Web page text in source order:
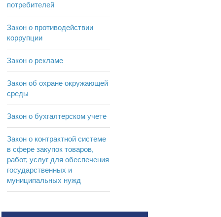
потребителей
Закон о противодействии
коррупции
Закон о рекламе
Закон об охране окружающей
среды
Закон о бухгалтерском учете
Закон о контрактной системе
в сфере закупок товаров,
работ, услуг для обеспечения
государственных и
муниципальных нужд